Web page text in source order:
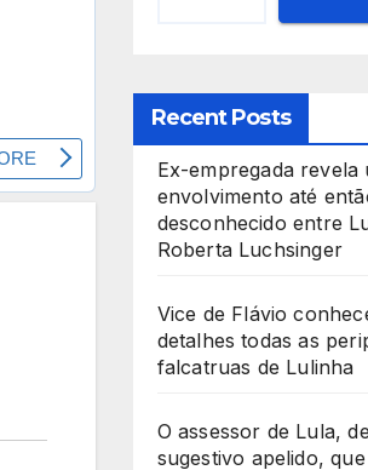
Recent Posts
Ex-empregada revela
envolvimento até
desconhecido entre
Roberta Luchsinger
Vice de Flávio
detalhes todas as
falcatruas de Lulinha
O assessor de Lula, de
sugestivo apelido,